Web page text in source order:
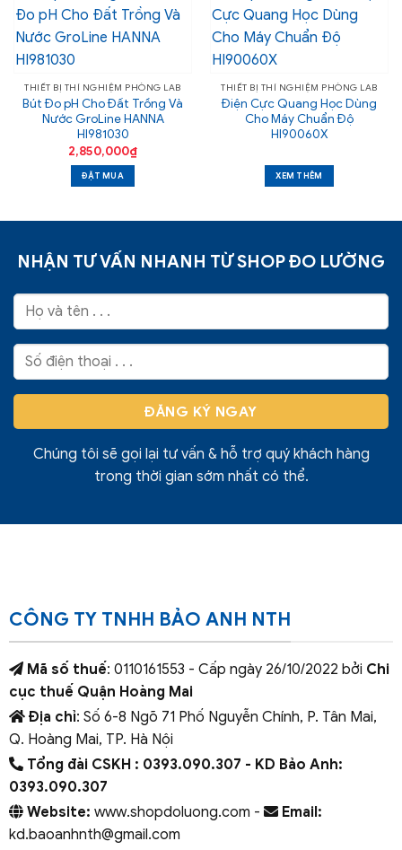
THIẾT BỊ THÍ NGHIỆM PHÒNG LAB
Bút Đo pH Cho Đất Trồng Và
Nước GroLine HANNA
HI981030
2,850,000₫
ĐẶT MUA
THIẾT BỊ THÍ NGHIỆM PHÒNG LAB
Điện Cực Quang Học Dùng
Cho Máy Chuẩn Độ
HI90060X
XEM THÊM
NHẬN TƯ VẤN NHANH TỪ SHOP ĐO LƯỜNG
Chúng tôi sẽ gọi lại tư vấn & hỗ trợ quý khách hàng
trong thời gian sớm nhất có thể.
CÔNG TY TNHH BẢO ANH NTH
Mã số thuế: 0110161553 - Cấp ngày 26/10/2022 bởi Chi
cục thuế Quận Hoàng Mai
Địa chỉ: Số 6-8 Ngõ 71 Phố Nguyễn Chính, P. Tân Mai,
Q. Hoàng Mai, TP. Hà Nội
Tổng đài CSKH : 0393.090.307 - KD Bảo Anh:
0393.090.307
Website: www.shopdoluong.com -
Email:
kd.baoanhnth@gmail.com